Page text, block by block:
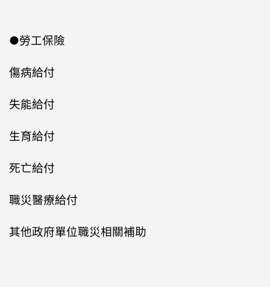
●勞工保險
傷病給付
失能給付
生育給付
死亡給付
職災醫療給付
其他政府單位職災相關補助